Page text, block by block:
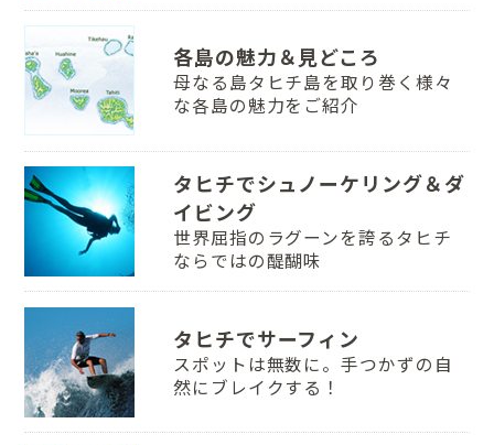
各島の魅力＆見どころ
母なる島タヒチ島を取り巻く様々
な各島の魅力をご紹介
タヒチでシュノーケリング＆ダ
イビング
世界屈指のラグーンを誇るタヒチ
ならではの醍醐味
タヒチでサーフィン
スポットは無数に。手つかずの自
然にブレイクする！